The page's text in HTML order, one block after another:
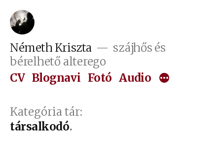
Tartalomhoz
Németh Kriszta
szájhős és
bérelhető alterego
CV Blognavi Fotó Audio
Kategória tár:
társalkodó